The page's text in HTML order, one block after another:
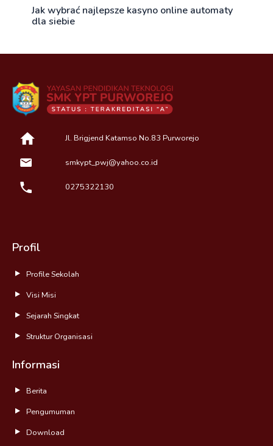
Jak wybrać najlepsze kasyno online automaty
dla siebie
Jl. Brigjend Katamso No.83 Purworejo
smkypt_pwj@yahoo.co.id
0275322130
Profil
Profile Sekolah
Visi Misi
Sejarah Singkat
Struktur Organisasi
Informasi
Berita
Pengumuman
Download